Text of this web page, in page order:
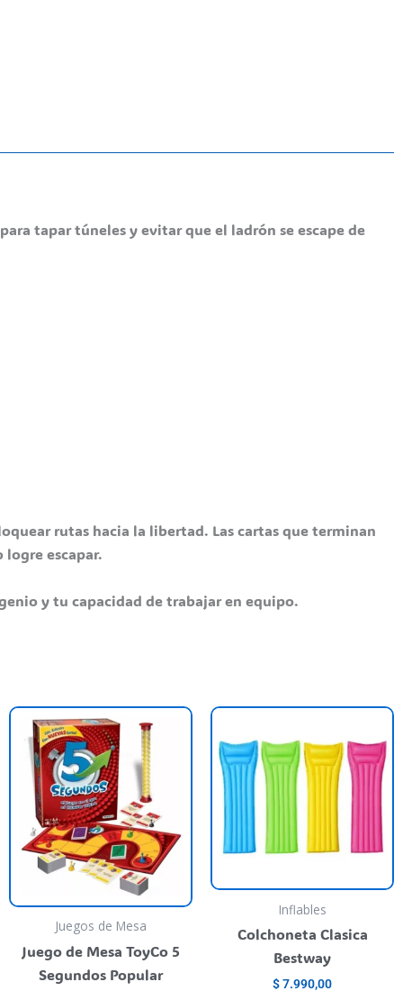
tapar túneles y evitar que el ladrón se escape de
rutas hacia la libertad. Las cartas que terminan
escapar.
y tu capacidad de trabajar en equipo.
Juegos de Mesa
Juego de Mesa ToyCo 5
Segundos Popular
Inflables
Colchoneta Clasica
Bestway
$7.990,00